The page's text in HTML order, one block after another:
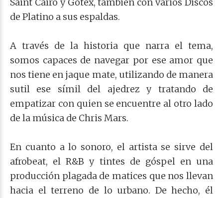
de Platino a sus espaldas.
A través de la historia que narra el tema,
somos capaces de navegar por ese amor que
nos tiene en jaque mate, utilizando de manera
sutil ese símil del ajedrez y tratando de
empatizar con quien se encuentre al otro lado
de la música de Chris Mars.
En cuanto a lo sonoro, el artista se sirve del
afrobeat, el R&B y tintes de góspel en una
producción plagada de matices que nos llevan
hacia el terreno de lo urbano. De hecho, él